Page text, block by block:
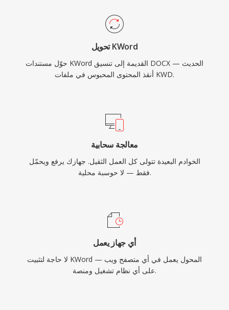
تحويل KWord
حوّل مستندات KWord القديمة إلى تنسيق DOCX الحديث —
أنقذ المحتوى المحبوس في ملفات KWD.
معالجة سحابية
الخوادم البعيدة تتولى كل العمل الثقيل. جهازك يرفع ويحمّل
فقط — لا حوسبة محلية.
أي جهاز يعمل
لا حاجة لتثبيت KWord — المحول يعمل في أي متصفح ويب
على أي نظام تشغيل ومنصة.